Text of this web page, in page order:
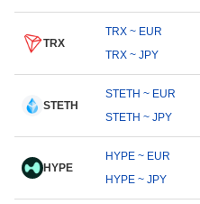
TRX
TRX ~ EUR
TRX ~ JPY
STETH
STETH ~ EUR
STETH ~ JPY
HYPE
HYPE ~ EUR
HYPE ~ JPY